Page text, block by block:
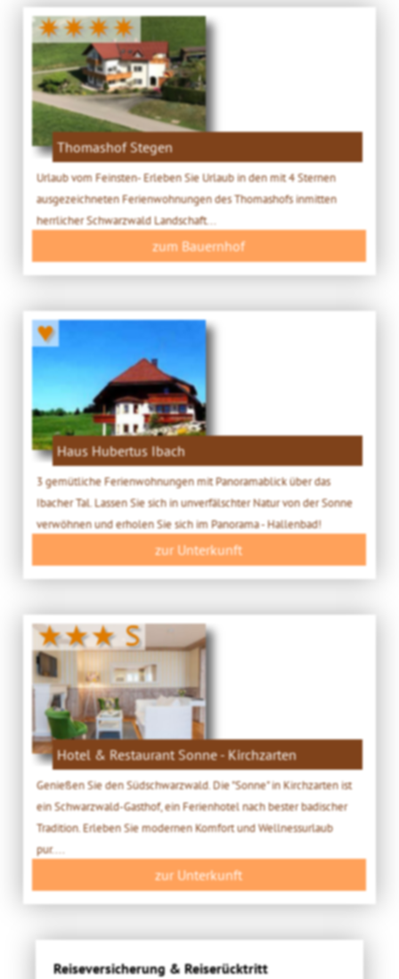
✷✷✷✷
Thomashof Stegen
Urlaub vom Feinsten- Erleben Sie Urlaub in den mit 4 Sternen
ausgezeichneten Ferienwohnungen des Thomashofs inmitten
herrlicher Schwarzwald Landschaft...
zum Bauernhof
♥
Haus Hubertus Ibach
3 gemütliche Ferienwohnungen mit Panoramablick über das
Ibacher Tal. Lassen Sie sich in unverfälschter Natur von der Sonne
verwöhnen und erholen Sie sich im Panorama - Hallenbad!
zur Unterkunft
★★★ S
Hotel & Restaurant Sonne - Kirchzarten
Genießen Sie den Südschwarzwald. Die "Sonne" in Kirchzarten ist
ein Schwarzwald-Gasthof, ein Ferienhotel nach bester badischer
Tradition. Erleben Sie modernen Komfort und Wellnessurlaub
pur....
zur Unterkunft
Reiseversicherung & Reiserücktritt